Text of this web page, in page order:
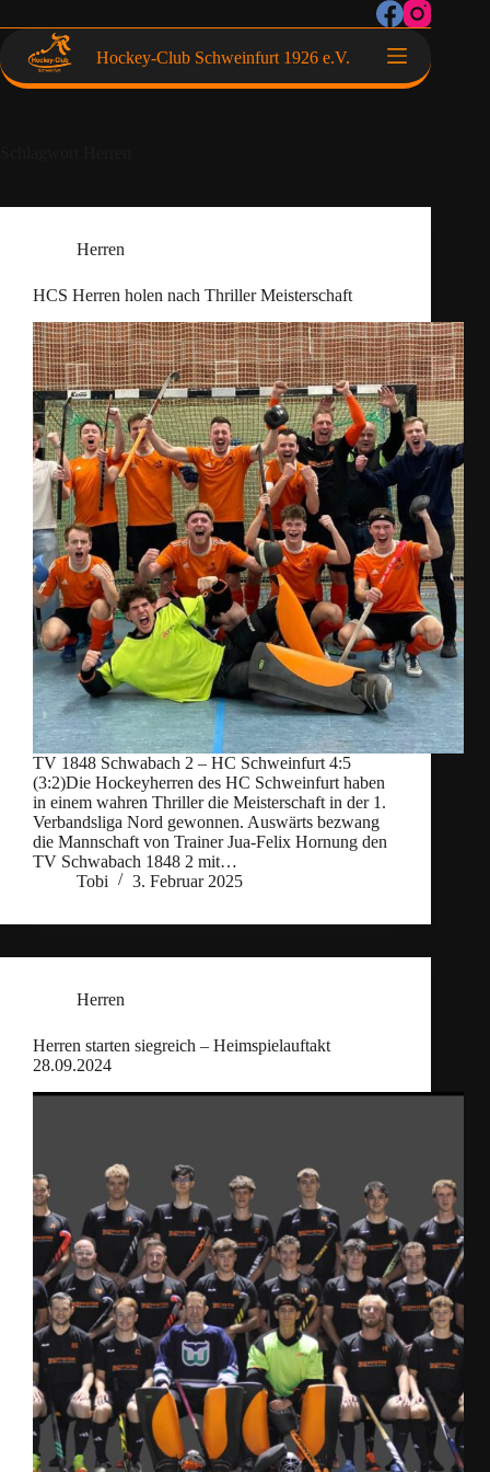
Hockey-Club Schweinfurt 1926 e.V.
Herren
HCS Herren holen nach Thriller Meisterschaft
TV 1848 Schwabach 2 – HC Schweinfurt 4:5
(3:2)Die Hockeyherren des HC Schweinfurt haben
in einem wahren Thriller die Meisterschaft in der 1.
Verbandsliga Nord gewonnen. Auswärts bezwang
die Mannschaft von Trainer Jua-Felix Hornung den
TV Schwabach 1848 2 mit…
Tobi
3. Februar 2025
Herren
Herren starten siegreich – Heimspielauftakt
28.09.2024